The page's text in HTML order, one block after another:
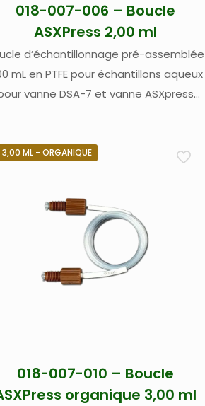
018-007-006 – Boucle
ASXPress 2,00 ml
d’échantillonnage pré-assemblée
mL en PTFE pour échantillons aqueux
vanne DSA-7 et vanne ASXpress
3,00 ML - ORGANIQUE
018-007-010 – Boucle
organique 3,00 ml